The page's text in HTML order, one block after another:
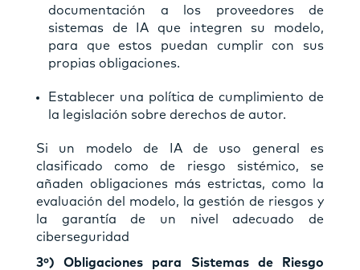
documentación a los proveedores de
sistemas de IA que integren su modelo,
para que estos puedan cumplir con sus
propias obligaciones.
Establecer una política de cumplimiento de
la legislación sobre derechos de autor.
Si un modelo de IA de uso general es
clasificado como de riesgo sistémico, se
añaden obligaciones más estrictas, como la
evaluación del modelo, la gestión de riesgos y
la garantía de un nivel adecuado de
ciberseguridad
3º) Obligaciones para Sistemas de Riesgo